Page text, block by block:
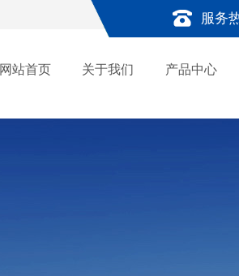
服务
网站首页 关于我们 产品中心